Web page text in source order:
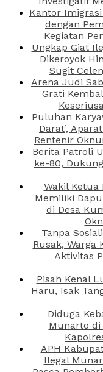
Kantor
dengan
Kegiatan
Ungkap Giat
Dikeroyok
Sugit
Arena Judi
Grati
Puluhan
Darat’,
Rentenir
Berita Patroli
ke-80,
Wakil Ketua
Memiliki
di Desa
Tanpa
Rusak,
Aktivitas
Pisah Kenal
Haru, Isak
Diduga
Munarto di
APH
Ilegal